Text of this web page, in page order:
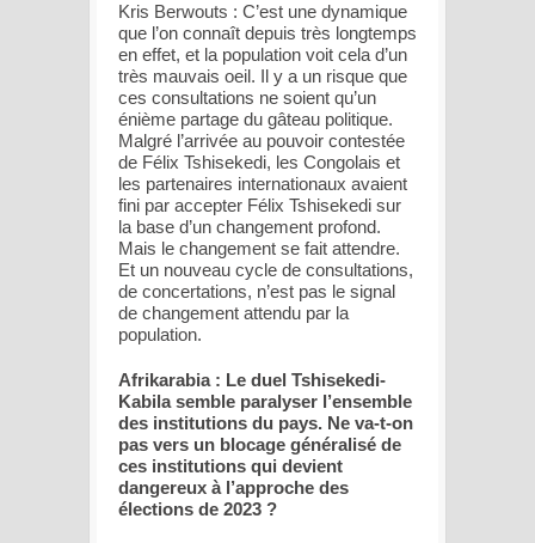
Kris Berwouts : C’est une dynamique
que l’on connaît depuis très longtemps
en effet, et la population voit cela d’un
très mauvais oeil. Il y a un risque que
ces consultations ne soient qu’un
énième partage du gâteau politique.
Malgré l’arrivée au pouvoir contestée
de Félix Tshisekedi, les Congolais et
les partenaires internationaux avaient
fini par accepter Félix Tshisekedi sur
la base d’un changement profond.
Mais le changement se fait attendre.
Et un nouveau cycle de consultations,
de concertations, n’est pas le signal
de changement attendu par la
population.
Afrikarabia : Le duel Tshisekedi-
Kabila semble paralyser l’ensemble
des institutions du pays. Ne va-t-on
pas vers un blocage généralisé de
ces institutions qui devient
dangereux à l’approche des
élections de 2023 ?